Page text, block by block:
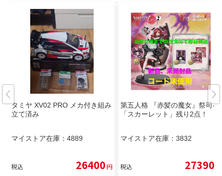
タミヤ XV02 PRO メカ付き組み
立て済み
マイストア在庫： 4889
税込 26400円
第五人格 『赤髪の魔女』祭司-
「スカーレット」残り2点！
マイストア在庫： 3832
税込 27390